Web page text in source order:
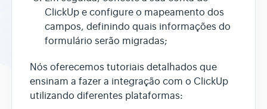
ClickUp e configure o mapeamento dos
campos, definindo quais informações do
formulário serão migradas;
Nós oferecemos tutoriais detalhados que
ensinam a fazer a integração com o ClickUp
utilizando diferentes plataformas: